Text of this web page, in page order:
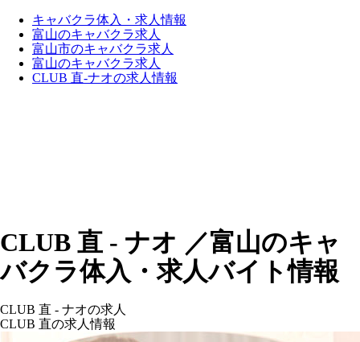
キャバクラ体入・求人情報
富山のキャバクラ求人
富山市のキャバクラ求人
富山のキャバクラ求人
CLUB 直-ナオの求人情報
CLUB 直 - ナオ ／富山のキャ
バクラ体入・求人バイト情報
CLUB 直 - ナオの求人
CLUB 直の求人情報